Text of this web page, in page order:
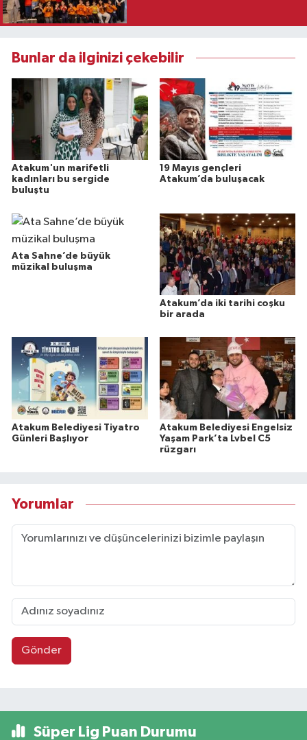
Bunlar da ilginizi çekebilir
Atakum'un marifetli
kadınları bu sergide
buluştu
19 Mayıs gençleri
Atakum’da buluşacak
Ata Sahne’de büyük
müzikal buluşma
Atakum’da iki tarihi coşku
bir arada
Atakum Belediyesi Tiyatro
Günleri Başlıyor
Atakum Belediyesi Engelsiz
Yaşam Park’ta Lvbel C5
rüzgarı
Yorumlar
Gönder
Süper Lig Puan Durumu